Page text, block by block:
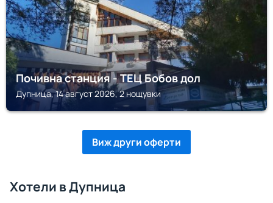
Почивна станция - ТЕЦ Бобов дол
Дупница, 14 август 2026, 2 нощувки
Виж други оферти
Хотели в Дупница